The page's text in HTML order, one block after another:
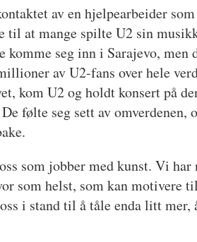
av en hjelpearbeider
til at mange spilte U2 sin
seg inn i Sarajevo, men
av U2-fans over hele
kom U2 og holdt konsert på
følte seg sett av omverdenen,
som jobber med kunst. Vi
som helst, som kan motivere
i stand til å tåle enda litt mer,